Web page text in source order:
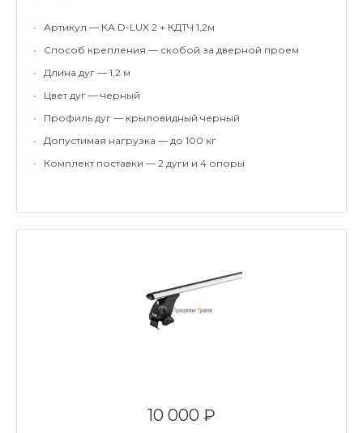
•
Артикул — КА D-LUX 2 + КДТЧ 1,2м
•
Способ крепления — скобой за дверной проем
•
Длина дуг — 1,2 м
•
Цвет дуг — черный
•
Профиль дуг — крыловидный черный
•
Допустимая нагрузка — до 100 кг
•
Комплект поставки — 2 дуги и 4 опоры
10 000 ₽